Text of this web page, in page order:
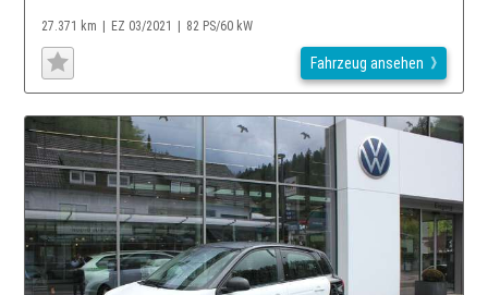
27.371 km EZ 03/2021 82 PS/60 kW
Fahrzeug ansehen